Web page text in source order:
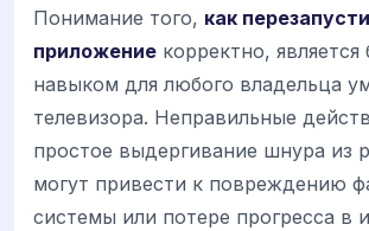
Понимание того, как
приложение корректно,
навыком для любого владельца
телевизора. Неправильные
простое выдергивание шнура из
могут привести к повреждению
системы или потере прогресса в